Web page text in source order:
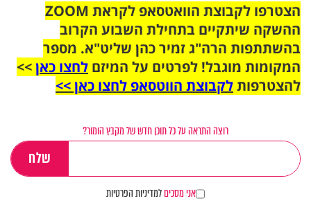
הצטרפו לקבוצת הוואטסאפ לקראת ZOOM
ההשקה שיתקיים בתחילת השבוע הקרוב
בהשתתפות הרה"ג זמיר כהן שליט"א. מספר
המקומות מוגבל! לפרטים על המיזם לחצו כאן>>
להצטרפותלקבוצת הווטסאפ לחצו כאן >>
רוצה התראה על כל תוכן חדש של מקבץ הומור?
אני מסכיםלמדיניות הפרטיות